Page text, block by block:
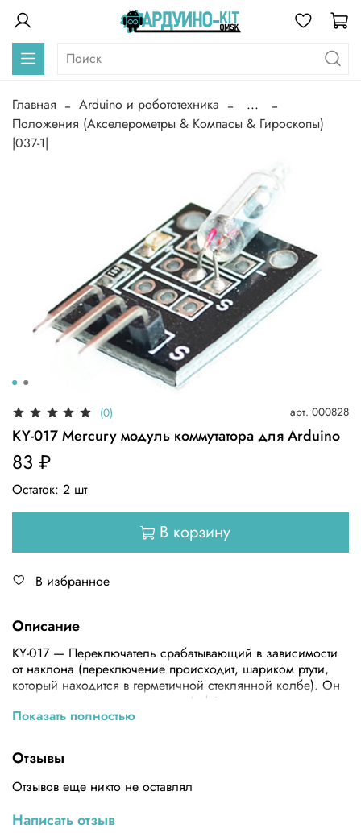
Главная Arduino и робототехника
...
Положения (Акселерометры & Компасы & Гироскопы)
|037-1|
(0) арт. 000828
KY-017 Mercury модуль коммутатора для Arduino
83 ₽
Остаток: 2 шт
В корзину
В избранное
Описание
KY-017 — Переключатель срабатывающий в зависимости
от наклона (переключение происходит, шариком ртути,
который находится в герметичной стеклянной колбе). Он
легко подключается к платам «Arduino», или другим
микроконтроллерам.
Показать полностью
Отзывы
Отзывов еще никто не оставлял
Написать отзыв